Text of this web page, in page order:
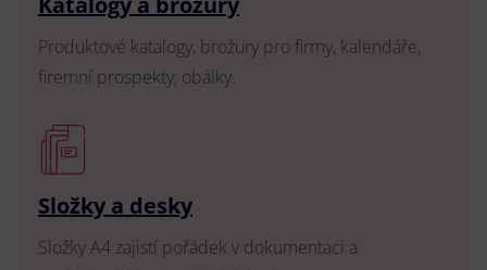
Produktové katalogy, brožury pro firmy, kalendáře,
firemní prospekty, obálky.
Složky a desky
Složky A4 zajistí pořádek v dokumentaci a